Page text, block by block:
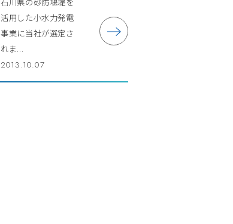
活用した小水力発電
事業に当社が選定さ
れま...
2013.10.07